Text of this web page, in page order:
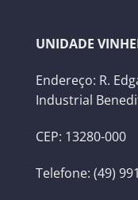
UNIDADE
Endereço: R.
Industrial
CEP: 13280-000
Telefone: (49)